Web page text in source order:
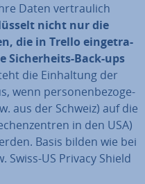
Daten ver­trau­lich
nicht nur die
die in Trello ein­ge­tra­
Si­cher­heits-Back-ups
die Ein­hal­tung der
wenn per­so­nen­be­zo­ge­
aus der Schweiz) auf die
in den USA)
Basis bilden wie bei
Swiss-US Privacy Shield